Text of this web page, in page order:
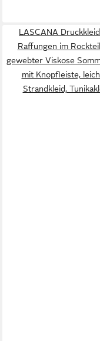
LASCANA
Raffungen im
gewebter Viskose
mit Knopfleiste,
Strandkleid,